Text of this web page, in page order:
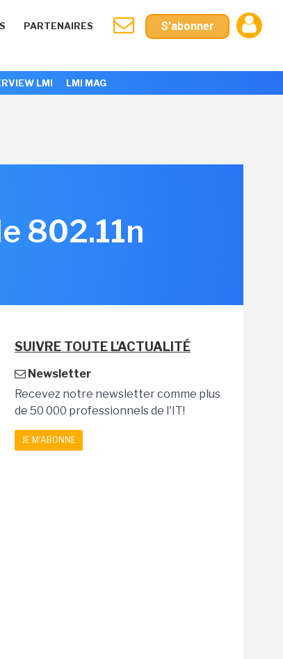
PARTENAIRES S'abonner
LMI LMI MAG
802.11n
SUIVRE TOUTE L'ACTUALITÉ
Newsletter
Recevez notre newsletter comme plus
de 50 000 professionnels de l'IT!
JE M'ABONNE